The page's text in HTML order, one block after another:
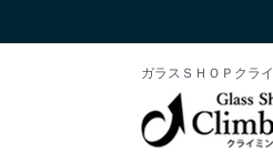
ガラスＳＨＯＰクラ